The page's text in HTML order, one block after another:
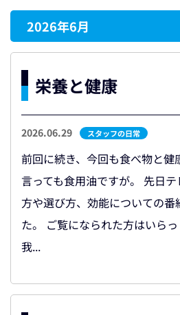
2026年6月
栄養と健康
2026.06.29 スタッフの日常
前回に続き、今回も食べ物と健
言っても食用油ですが。 先日
方や選び方、効能についての
た。 ご覧になられた方はいら
我...